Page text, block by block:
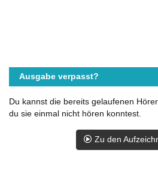
Ausgabe verpasst?
Du kannst die bereits gelaufenen
du sie einmal nicht hören konntest.
Zu den